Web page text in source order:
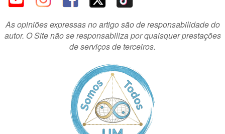
As opiniões expressas no artigo são de responsabilidade do
autor. O Site não se responsabiliza por quaisquer prestações
de serviços de terceiros.